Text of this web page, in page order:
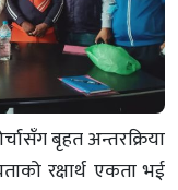
बृहत अन्तरक्रिया
रक्षार्थ एकता भई